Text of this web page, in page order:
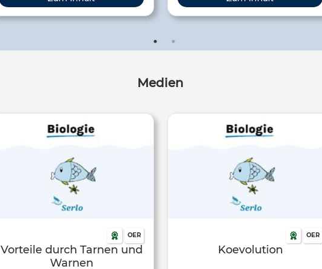
Schädlingen. Das große Lebewesen
nennt man „Wirt“, es kann auch ein
Artikel findest Du die wichtigsten Infos
für den Unterricht.
Medien
OER
Vorteile durch Tarnen und
Warnen
OER
Koevolution